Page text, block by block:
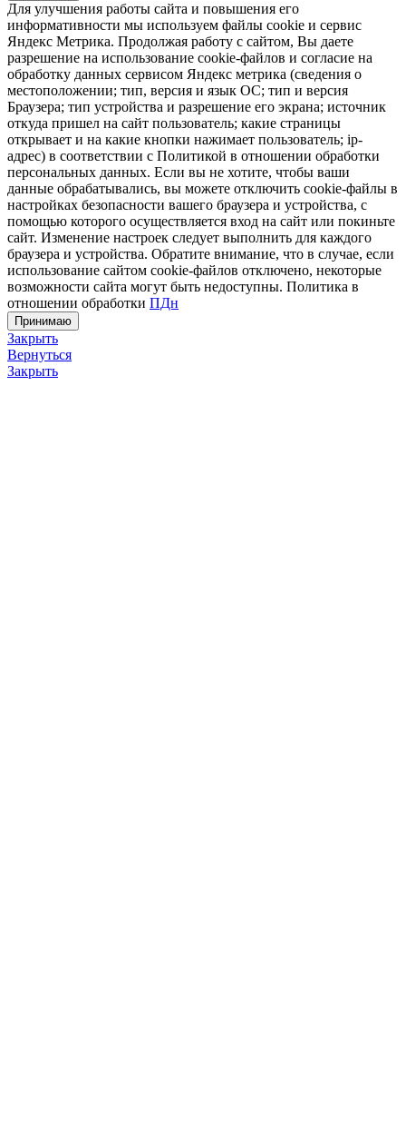
Для улучшения работы сайта и повышения его
информативности мы используем файлы cookie и сервис
Яндекс Метрика. Продолжая работу с сайтом, Вы даете
разрешение на использование cookie-файлов и согласие на
обработку данных сервисом Яндекс метрика (сведения о
местоположении; тип, версия и язык ОС; тип и версия
Браузера; тип устройства и разрешение его экрана; источник
откуда пришел на сайт пользователь; какие страницы
открывает и на какие кнопки нажимает пользователь; ip-
адрес) в соответствии с Политикой в отношении обработки
персональных данных. Если вы не хотите, чтобы ваши
данные обрабатывались, вы можете отключить cookie-файлы в
настройках безопасности вашего браузера и устройства, с
помощью которого осуществляется вход на сайт или покиньте
сайт. Изменение настроек следует выполнить для каждого
браузера и устройства. Обратите внимание, что в случае, если
использование сайтом cookie-файлов отключено, некоторые
возможности сайта могут быть недоступны. Политика в
отношении обработки ПДн
Принимаю
Закрыть
Вернуться
Закрыть